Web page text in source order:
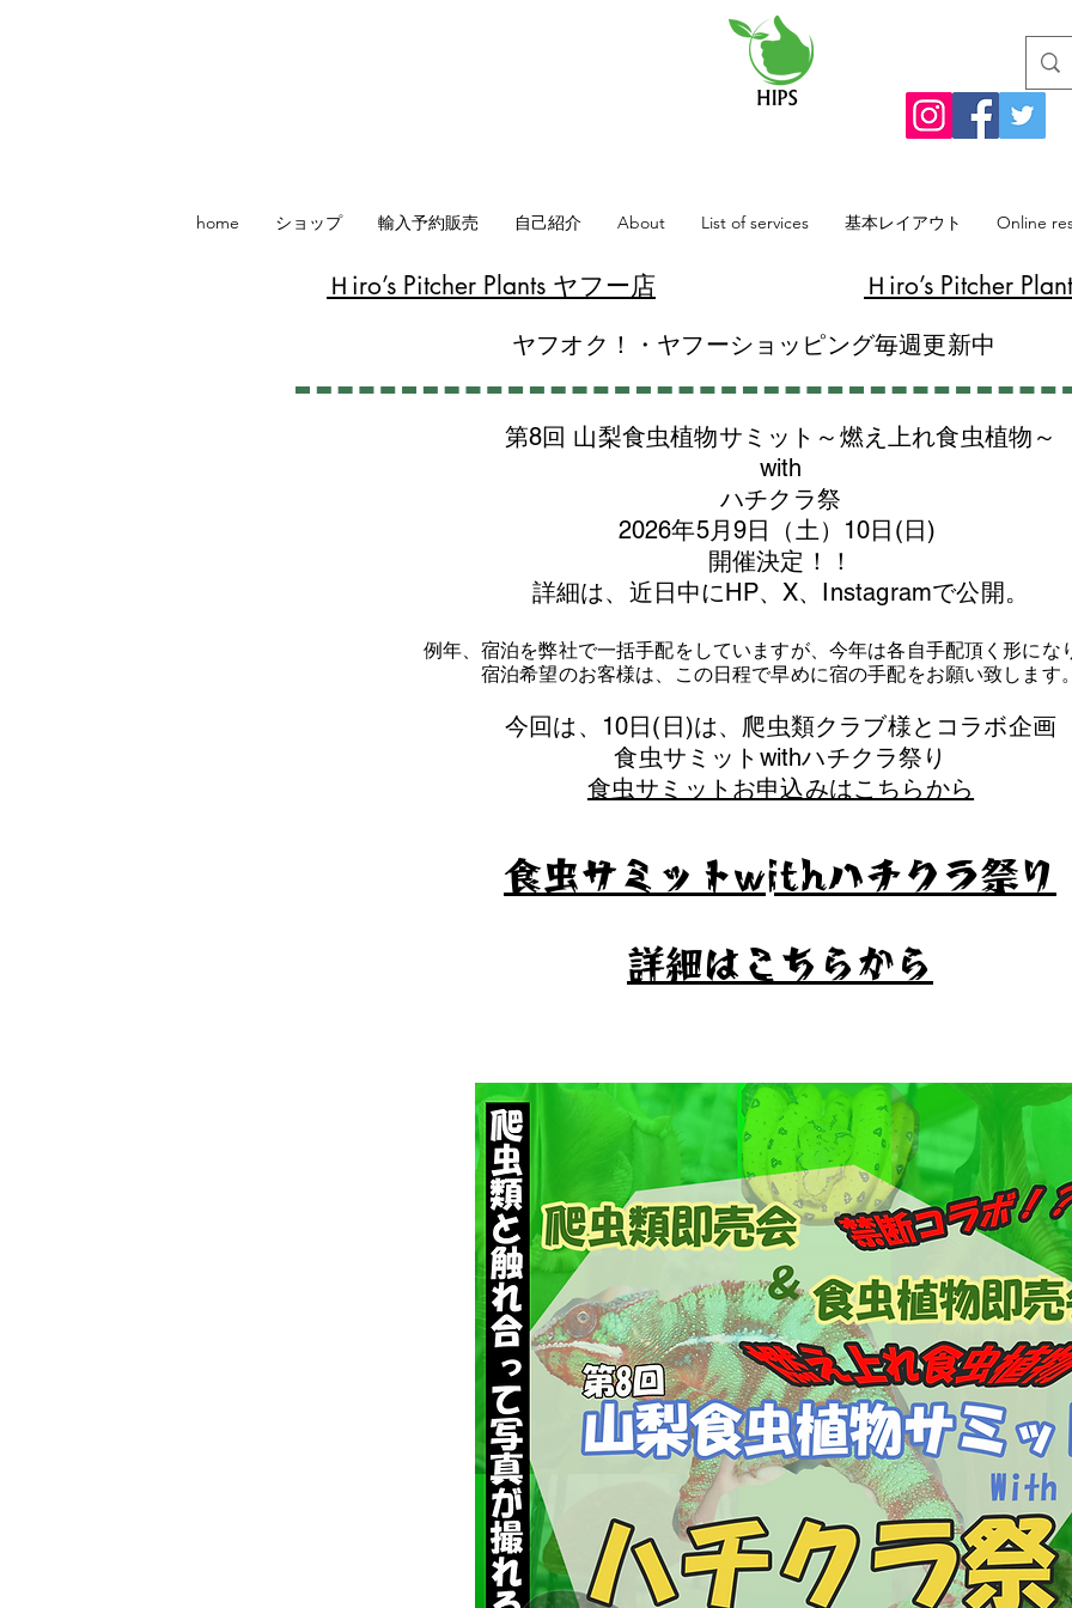
home ショップ 輸入予約販売 自己紹介 About List of services 基本レイアウト Online
​Ｈiro’s Pitcher Plants ヤフー店 Ｈiro’s Pitcher
ヤフオク！・ヤフーショッピング毎週更新中
第8回 山梨食虫植物サミット～燃え上れ食虫植物～
with
​ハチクラ祭
2026年5月9日（土）10日(日)
​開催決定！！
詳細は、近日中にHP、X、Instagramで公開。
例年、宿泊を弊社で一括手配をしていますが、今年は各自手配頂く形にな
​宿泊希望のお客様は、この日程で早めに宿の手配をお願い致します。
​今回は、10日(日)は、爬虫類クラブ様とコラボ企画
​食虫サミットwithハチクラ祭り
食虫サミットお申込みはこちらから
食虫サミットwithハチクラ祭り
​詳細はこちらから